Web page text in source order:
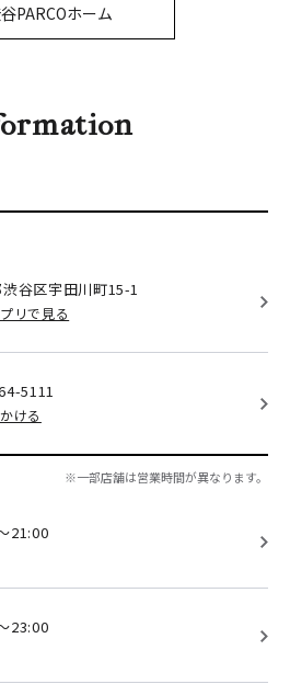
PARCOホーム
谷区宇田川町15-1
リで見る
5111
ける
※一部店舗は営業時間が異なります。
21:00
23:00